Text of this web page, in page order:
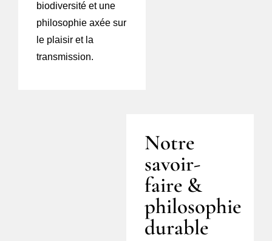
biodiversité et une
philosophie axée sur
le plaisir et la
transmission.
Notre
savoir-
faire &
philosophie
durable